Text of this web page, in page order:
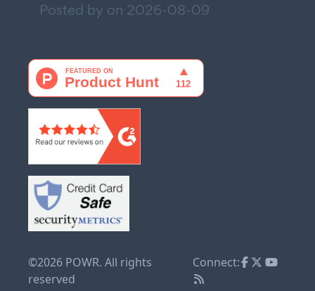
Posted by on 2026-08-09
©2026 POWR. All rights
reserved
Connect: